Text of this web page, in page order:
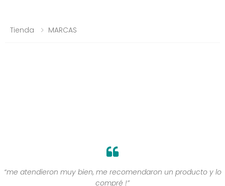
Tienda MARCAS
“me atendieron muy bien, me recomendaron un producto y lo
compré !”